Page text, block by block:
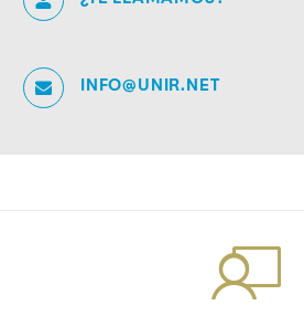
INFO@UNIR.NET